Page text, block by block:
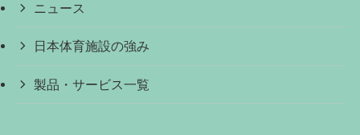
ニュース
日本体育施設の強み
製品・サービス一覧